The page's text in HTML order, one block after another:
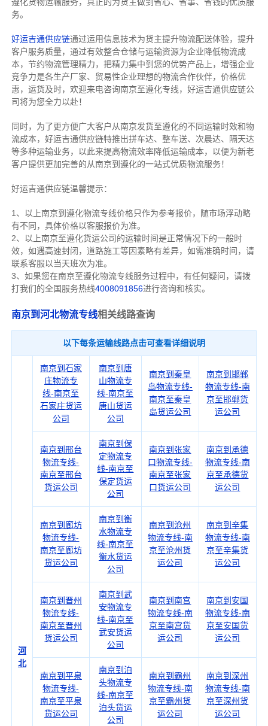
遵化货物运输服务，真正的为货主做到省心、省事、省钱的优质服
务。
好运吉通供应链通过运用信息技术为货主提升物流配送体验，提升
客户服务质量，通过有效整合仓储与运输资源为企业降低物流成
本，节约物流管理精力，把精力集中到您的优势产品上，增强企业
竞争力是各生产厂家、贸易性企业理想的物流合作伙伴，价格优
惠，运货及时，欢迎来电咨询南京至遵化专线，好运吉通供应链公
司将为您全力以赴！
同时，为了更方便广大客户从南京发货至遵化的不同运输时效和物
流成本，好运吉通供应链特推出拼车达、整车送、次晨达、隔天达
等多种运输业务，以此来提高物流效率降低运输成本，以便为新老
客户提供更加完善的从南京到遵化的一站式优质物流服务！
好运吉通供应链温馨提示：
1、以上南京到遵化物流专线价格只作为参考报价，随市场浮动略
有不同，具体价格以客服报价为准。
2、以上南京至遵化货运公司的运输时间是正常情况下的一般时
效，如遇高速封闭，道路施工等因素略有差异，如需准确时间，请
联系客服以当天班次为准。
3、如果您在南京至遵化物流专线服务过程中，有任何疑问，请拨
打我们的全国服务热线4008091856进行咨询和核实。
南京到河北物流专线相关线路查询
以下每条运输线路点击可查看详细说明
河
北
南京到石家
庄物流专
线-南京至
石家庄货运
公司
南京到唐
山物流专
线-南京至
唐山货运
公司
南京到秦皇
岛物流专线-
南京至秦皇
岛货运公司
南京到邯郸
物流专线-南
京至邯郸货
运公司
南京到邢台
物流专线-
南京至邢台
货运公司
南京到保
定物流专
线-南京至
保定货运
公司
南京到张家
口物流专线-
南京至张家
口货运公司
南京到承德
物流专线-南
京至承德货
运公司
南京到廊坊
物流专线-
南京至廊坊
货运公司
南京到衡
水物流专
线-南京至
衡水货运
公司
南京到沧州
物流专线-南
京至沧州货
运公司
南京到辛集
物流专线-南
京至辛集货
运公司
南京到晋州
物流专线-
南京至晋州
货运公司
南京到武
安物流专
线-南京至
武安货运
公司
南京到南宫
物流专线-南
京至南宫货
运公司
南京到安国
物流专线-南
京至安国货
运公司
南京到平泉
物流专线-
南京至平泉
货运公司
南京到泊
头物流专
线-南京至
泊头货运
公司
南京到霸州
物流专线-南
京至霸州货
运公司
南京到深州
物流专线-南
京至深州货
运公司